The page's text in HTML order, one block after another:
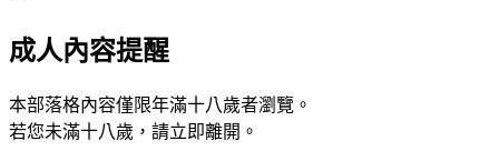
成人內容提醒
本部落格內容僅限年滿十八歲者瀏覽。
若您未滿十八歲，請立即離開。